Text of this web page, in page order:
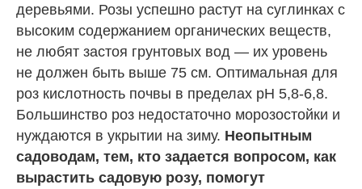
деревьями. Розы успешно растут на суглинках с
высоким содержанием органических веществ,
не любят застоя грунтовых вод — их уровень
не должен быть выше 75 см. Оптимальная для
роз кислотность почвы в пределах pH 5,8-6,8.
Большинство роз недостаточно морозостойки и
нуждаются в укрытии на зиму. Неопытным
садоводам, тем, кто задается вопросом, как
вырастить садовую розу, помогут